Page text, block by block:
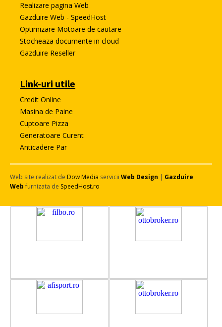
Realizare pagina Web
Gazduire Web - SpeedHost
Optimizare Motoare de cautare
Stocheaza documente in cloud
Gazduire Reseller
Link-uri utile
Credit Online
Masina de Paine
Cuptoare Pizza
Generatoare Curent
Anticadere Par
Web site realizat de Dow Media servicii Web Design | Gazduire
Webfurnizata de SpeedHost.ro